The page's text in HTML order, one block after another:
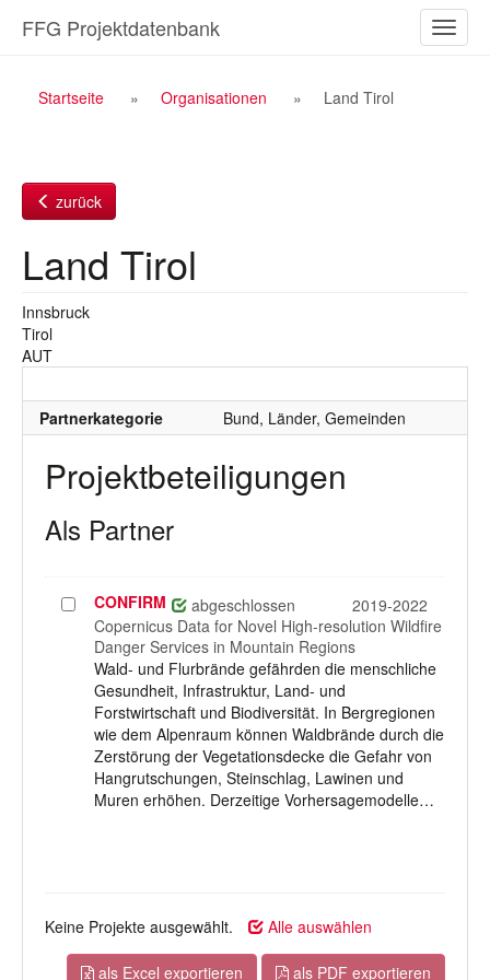
Inhalt
ein-/
FFG Projektdatenbank
Breadcrumb
Startseite Organisationen Land Tirol
zurück
Land Tirol
Innsbruck
Tirol
AUT
Partnerkategorie Bund, Länder, Gemeinden
Projektbeteiligungen
Als Partner
Projekt
auswählen
CONFIRM abgeschlossen
2019-2022
Copernicus Data for Novel High-resolution Wildfire
Danger Services in Mountain Regions
Wald- und Flurbrände gefährden die menschliche
Gesundheit, Infrastruktur, Land- und
Forstwirtschaft und Biodiversität. In Bergregionen
wie dem Alpenraum können Waldbrände durch die
Zerstörung der Vegetationsdecke die Gefahr von
Hangrutschungen, Steinschlag, Lawinen und
Muren erhöhen. Derzeitige Vorhersagemodelle…
Keine Projekte ausgewählt. Alle auswählen
als Excel exportieren als PDF exportieren